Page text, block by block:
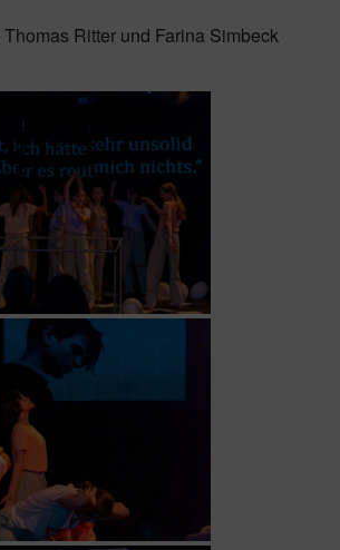
Thomas Ritter und Farina Simbeck